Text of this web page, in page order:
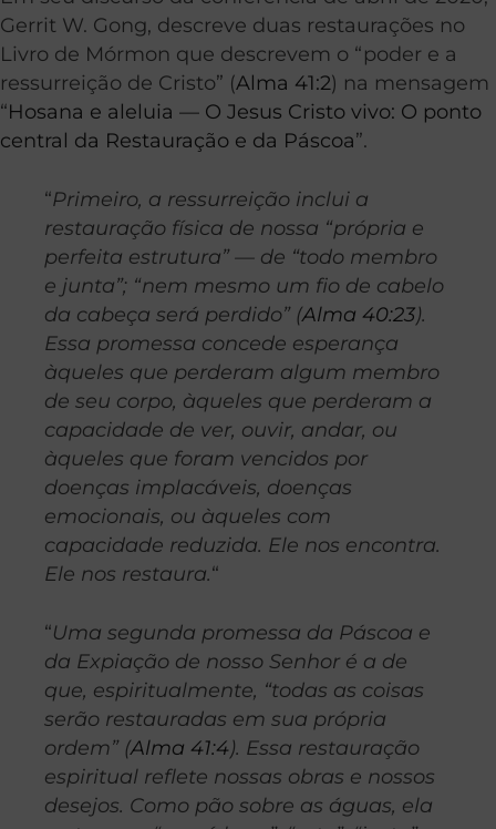
Gerrit W. Gong, descreve duas restaurações no
Livro de Mórmon que descrevem o “poder e a
ressurreição de Cristo” (Alma 41:2) na mensagem
“Hosana e aleluia — O Jesus Cristo vivo: O ponto
central da Restauração e da Páscoa”.
“Primeiro, a ressurreição inclui a
restauração física de nossa “própria e
perfeita estrutura” — de “todo membro
e junta”; “nem mesmo um fio de cabelo
da cabeça será perdido” (Alma 40:23).
Essa promessa concede esperança
àqueles que perderam algum membro
de seu corpo, àqueles que perderam a
capacidade de ver, ouvir, andar, ou
àqueles que foram vencidos por
doenças implacáveis, doenças
emocionais, ou àqueles com
capacidade reduzida. Ele nos encontra.
Ele nos restaura.“
“Uma segunda promessa da Páscoa e
da Expiação de nosso Senhor é a de
que, espiritualmente, “todas as coisas
serão restauradas em sua própria
ordem” (Alma 41:4). Essa restauração
espiritual reflete nossas obras e nossos
desejos. Como pão sobre as águas, ela